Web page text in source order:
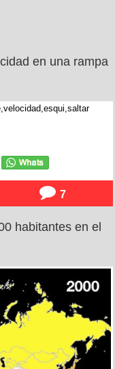
en una rampa
7
habitantes en el